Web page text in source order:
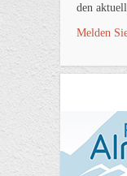
den
Melden